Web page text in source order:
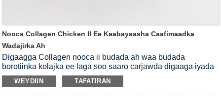
Nooca Collagen Chicken II Ee Kaabayaasha Caafimaadka
Wadajirka Ah
Digaagga Collagen nooca ii budada ah waa budada
borotiinka kolajka ee laga soo saaro carjawda digaaga iyada
oo loo marayo habka enzymatic hydrolysis.Waxay ka kooban
tahay nooca ii borotiinka iyo waxyaabo qani ah oo
WEYDIIN TAFATIRAN